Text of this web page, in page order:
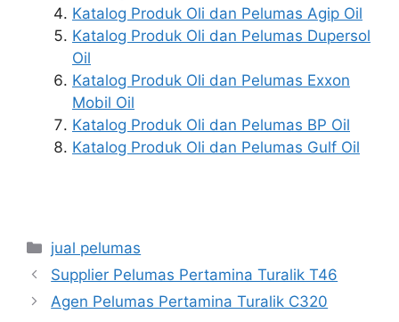
Katalog Produk Oli dan Pelumas Agip Oil
Katalog Produk Oli dan Pelumas Dupersol
Oil
Katalog Produk Oli dan Pelumas Exxon
Mobil Oil
Katalog Produk Oli dan Pelumas BP Oil
Katalog Produk Oli dan Pelumas Gulf Oil
jual pelumas
Supplier Pelumas Pertamina Turalik T46
Agen Pelumas Pertamina Turalik C320